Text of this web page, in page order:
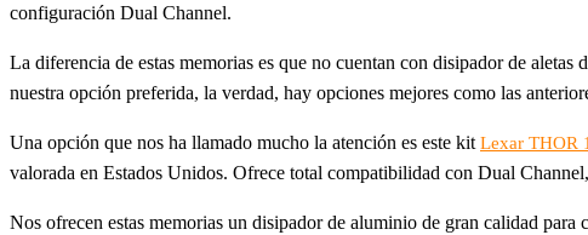
configuración Dual Channel.
La diferencia de estas memorias es que no cuentan con disipador de
nuestra opción preferida, la verdad, hay opciones mejores como las
Una opción que nos ha llamado mucho la atención es este kit Lexar THOR
valorada en Estados Unidos. Ofrece total compatibilidad con Dual
Nos ofrecen estas memorias un disipador de aluminio de gran calidad